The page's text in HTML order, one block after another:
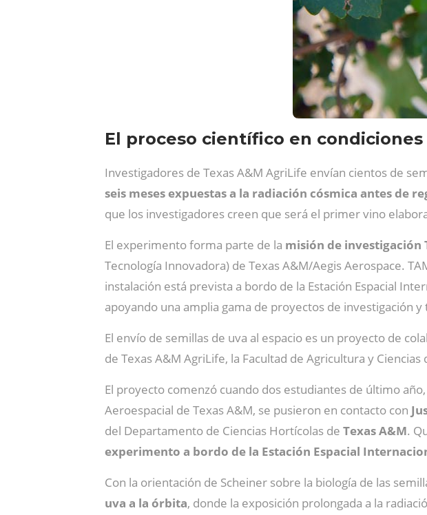
El proceso científico en
Investigadores de Texas A&M AgriLife envían cientos de
seis meses expuestas a la radiación cósmica antes de
que los investigadores creen que será el primer vino
El experimento forma parte de la misión de investigación
Tecnología Innovadora) de Texas A&M/Aegis Aerospace.
instalación está prevista a bordo de la Estación Espacial
apoyando una amplia gama de proyectos de investigación y
El envío de semillas de uva al espacio es un proyecto de
de Texas A&M AgriLife, la Facultad de Agricultura y
El proyecto comenzó cuando dos estudiantes de último año,
Aeroespacial de Texas A&M, se pusieron en contacto con
del Departamento de Ciencias Hortícolas de Texas A&M.
experimento a bordo de la Estación Espacial
Con la orientación de Scheiner sobre la biología de las
uva a la órbita, donde la exposición prolongada a la